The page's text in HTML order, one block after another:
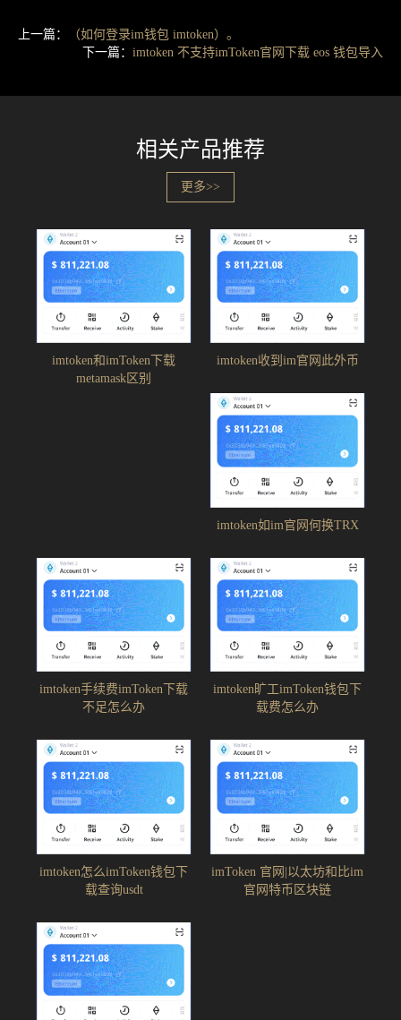
上一篇：
（如何登录im钱包 imtoken）。
下一篇： imtoken 不支持imToken官网下载 eos 钱包导入
相关产品推荐
更多>>
imtoken和imToken下载
metamask区别
imtoken收到im官网此外币
imtoken如im官网何换TRX
imtoken手续费imToken下载
不足怎么办
imtoken旷工imToken钱包下
载费怎么办
imtoken怎么imToken钱包下
载查询usdt
imToken 官网|以太坊和比im
官网特币区块链